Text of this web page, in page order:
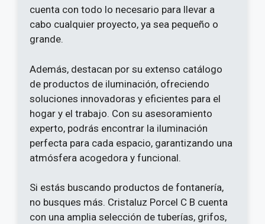
cuenta con todo lo necesario para llevar a
cabo cualquier proyecto, ya sea pequeño o
grande.
Además, destacan por su extenso catálogo
de productos de iluminación, ofreciendo
soluciones innovadoras y eficientes para el
hogar y el trabajo. Con su asesoramiento
experto, podrás encontrar la iluminación
perfecta para cada espacio, garantizando una
atmósfera acogedora y funcional.
Si estás buscando productos de fontanería,
no busques más. Cristaluz Porcel C B cuenta
con una amplia selección de tuberías, grifos,